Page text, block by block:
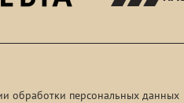
обработки персональных данных